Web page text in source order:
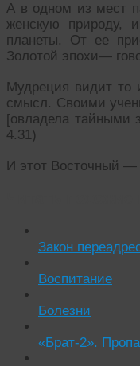
А в одном из мест
женскую природу,
планеты. От ее
Золотой эпохи—
Мудреция видит то
смысл. Своими
[овладела тайными
4.31)
И этот Восточный —
Закон
Воспитание
Болезни
«Брат-2».